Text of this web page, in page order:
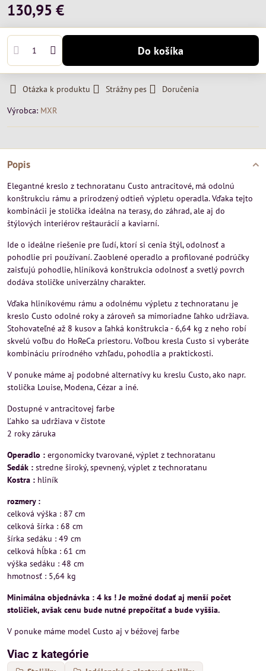
130,95 €
Do košíka
Otázka k produktu Strážny pes
Doručenia
Výrobca: MXR
Popis
Elegantné kreslo z technoratanu Custo antracitové, má odolnú
konštrukciu rámu a prirodzený odtieň výpletu operadla. Vďaka tejto
kombinácii je stolička ideálna na terasy, do záhrad, ale aj do
štýlových interiérov reštaurácií a kaviarní.
Ide o ideálne riešenie pre ľudí, ktorí si cenia štýl, odolnosť a
pohodlie pri používaní. Zaoblené operadlo a profilované podrúčky
zaisťujú pohodlie, hliníková konštrukcia odolnosť a svetlý povrch
dodáva stoličke univerzálny charakter.
Vďaka hliníkovému rámu a odolnému výpletu z technoratanu je
kreslo Custo odolné roky a zároveň sa mimoriadne ľahko udržiava.
Stohovateľné až 8 kusov a ľahká konštrukcia - 6,64 kg z neho robí
skvelú voľbu do HoReCa priestoru. Voľbou kresla Custo si vyberáte
kombináciu prírodného vzhľadu, pohodlia a praktickosti.
V ponuke máme aj podobné alternatívy ku kreslu Custo, ako napr.
stolička Louise, Modena, Cézar a iné.
Dostupné v antracitovej farbe
Ľahko sa udržiava v čistote
2 roky záruka
Operadlo : ergonomicky tvarované, výplet z technoratanu
Sedák : stredne široký, spevnený, výplet z technoratanu
Kostra : hliník
rozmery :
celková výška : 87 cm
celková šírka : 68 cm
šírka sedáku : 49 cm
celková hĺbka : 61 cm
výška sedáku : 48 cm
hmotnosť : 5,64 kg
Minimálna objednávka : 4 ks ! Je možné dodať aj menší počet
stoličiek, avšak cenu bude nutné prepočítať a bude vyššia.
V ponuke máme model Custo aj v béžovej farbe
Viac z kategórie